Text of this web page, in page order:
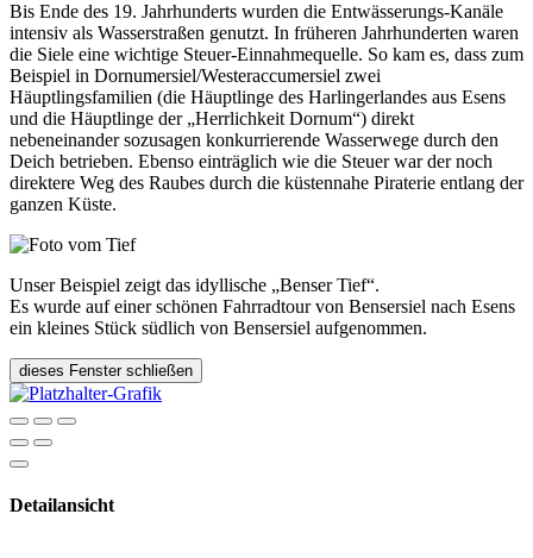
Bis Ende des 19. Jahrhunderts wurden die Entwässerungs-Kanäle
intensiv als Wasserstraßen genutzt. In früheren Jahrhunderten waren
die Siele eine wichtige Steuer-Einnahmequelle. So kam es, dass zum
Beispiel in Dornumersiel/Westeraccumersiel zwei
Häuptlingsfamilien (die Häuptlinge des Harlingerlandes aus Esens
und die Häuptlinge der „Herrlichkeit Dornum“) direkt
nebeneinander sozusagen konkurrierende Wasserwege durch den
Deich betrieben. Ebenso einträglich wie die Steuer war der noch
direktere Weg des Raubes durch die küstennahe Piraterie entlang der
ganzen Küste.
Unser Beispiel zeigt das idyllische „Benser Tief“.
Es wurde auf einer schönen Fahrradtour von Bensersiel nach Esens
ein kleines Stück südlich von Bensersiel aufgenommen.
dieses Fenster schließen
Detailansicht